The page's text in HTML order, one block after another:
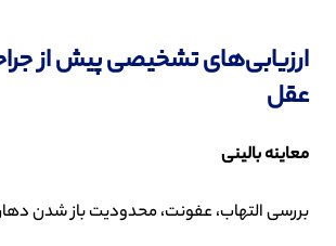
ارزیابی‌های تشخیصی پیش از
عقل
معاینه بالینی
بررسی التهاب، عفونت، محدودیت باز شدن